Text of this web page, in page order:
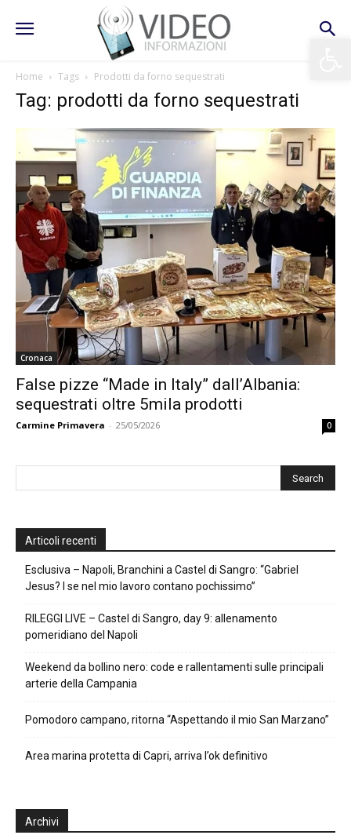
Home Tags Prodotti da forno sequestrati
Tag: prodotti da forno sequestrati
Cronaca
False pizze “Made in Italy” dall’Albania:
sequestrati oltre 5mila prodotti
Carmine Primavera - 25/05/2026 0
Articoli recenti
Esclusiva – Napoli, Branchini a Castel di Sangro: “Gabriel
Jesus? I se nel mio lavoro contano pochissimo”
RILEGGI LIVE – Castel di Sangro, day 9: allenamento
pomeridiano del Napoli
Weekend da bollino nero: code e rallentamenti sulle principali
arterie della Campania
Pomodoro campano, ritorna “Aspettando il mio San Marzano”
Area marina protetta di Capri, arriva l’ok definitivo
Archivi